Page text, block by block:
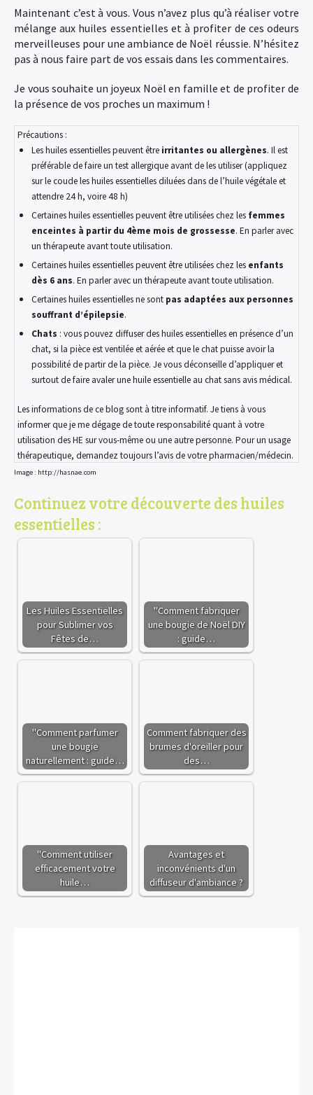
Maintenant c’est à vous. Vous n’avez plus qu’à réaliser votre
mélange aux huiles essentielles et à profiter de ces odeurs
merveilleuses pour une ambiance de Noël réussie. N’hésitez
pas à nous faire part de vos essais dans les commentaires.
Je vous souhaite un joyeux Noël en famille et de profiter de
la présence de vos proches un maximum !
Précautions :
Les huiles essentielles peuvent être irritantes ou allergènes. Il est
préférable de faire un test allergique avant de les utiliser (appliquez
sur le coude les huiles essentielles diluées dans de l’huile végétale et
attendre 24 h, voire 48 h)
Certaines huiles essentielles peuvent être utilisées chez les femmes
enceintes à partir du 4ème mois de grossesse. En parler avec
un thérapeute avant toute utilisation.
Certaines huiles essentielles peuvent être utilisées chez les enfants
dès 6 ans. En parler avec un thérapeute avant toute utilisation.
Certaines huiles essentielles ne sont pas adaptées aux personnes
souffrant d’épilepsie.
Chats : vous pouvez diffuser des huiles essentielles en présence d’un
chat, si la pièce est ventilée et aérée et que le chat puisse avoir la
possibilité de partir de la pièce. Je vous déconseille d’appliquer et
surtout de faire avaler une huile essentielle au chat sans avis médical.
Les informations de ce blog sont à titre informatif. Je tiens à vous
informer que je me dégage de toute responsabilité quant à votre
utilisation des HE sur vous-même ou une autre personne. Pour un usage
thérapeutique, demandez toujours l’avis de votre pharmacien/médecin.
Image : http://hasnae.com
Continuez votre découverte des huiles
essentielles :
Les Huiles Essentielles
pour Sublimer vos
Fêtes de…
"Comment fabriquer
une bougie de Noël DIY
: guide…
"Comment parfumer
une bougie
naturellement : guide…
Comment fabriquer des
brumes d'oreiller pour
des…
"Comment utiliser
efficacement votre
huile…
Avantages et
inconvénients d'un
diffuseur d'ambiance ?